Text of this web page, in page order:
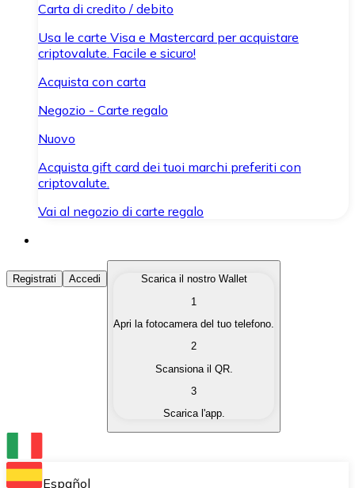
Carta di credito / debito
Usa le carte Visa e Mastercard per acquistare
criptovalute. Facile e sicuro!
Acquista con carta
Negozio - Carte regalo
Nuovo
Acquista gift card dei tuoi marchi preferiti con
criptovalute.
Vai al negozio di carte regalo
Acquista Criptovalute
Acquista le criptovalute che ti interessano in modo
Converti le tue criptovalute in valuta fiat quando ne
Scambia una criptovaluta con un'altra
Conserva le tue cripto in un Wallet self-custodial.
Registrati Accedi
Scarica il nostro Wallet
1
Apri la fotocamera del tuo telefono.
2
Scansiona il QR.
3
Scarica l'app.
Español